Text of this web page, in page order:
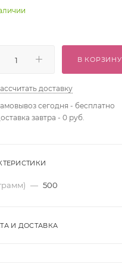
В КОРЗИНУ
доставку
сегодня - бесплатно
завтра - 0 руб.
— 500
И ДОСТАВКА